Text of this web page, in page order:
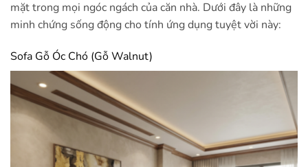
mặt trong mọi ngóc ngách của căn nhà. Dưới đây là những
minh chứng sống động cho tính ứng dụng tuyệt vời này:
Sofa Gỗ Óc Chó (Gỗ Walnut)